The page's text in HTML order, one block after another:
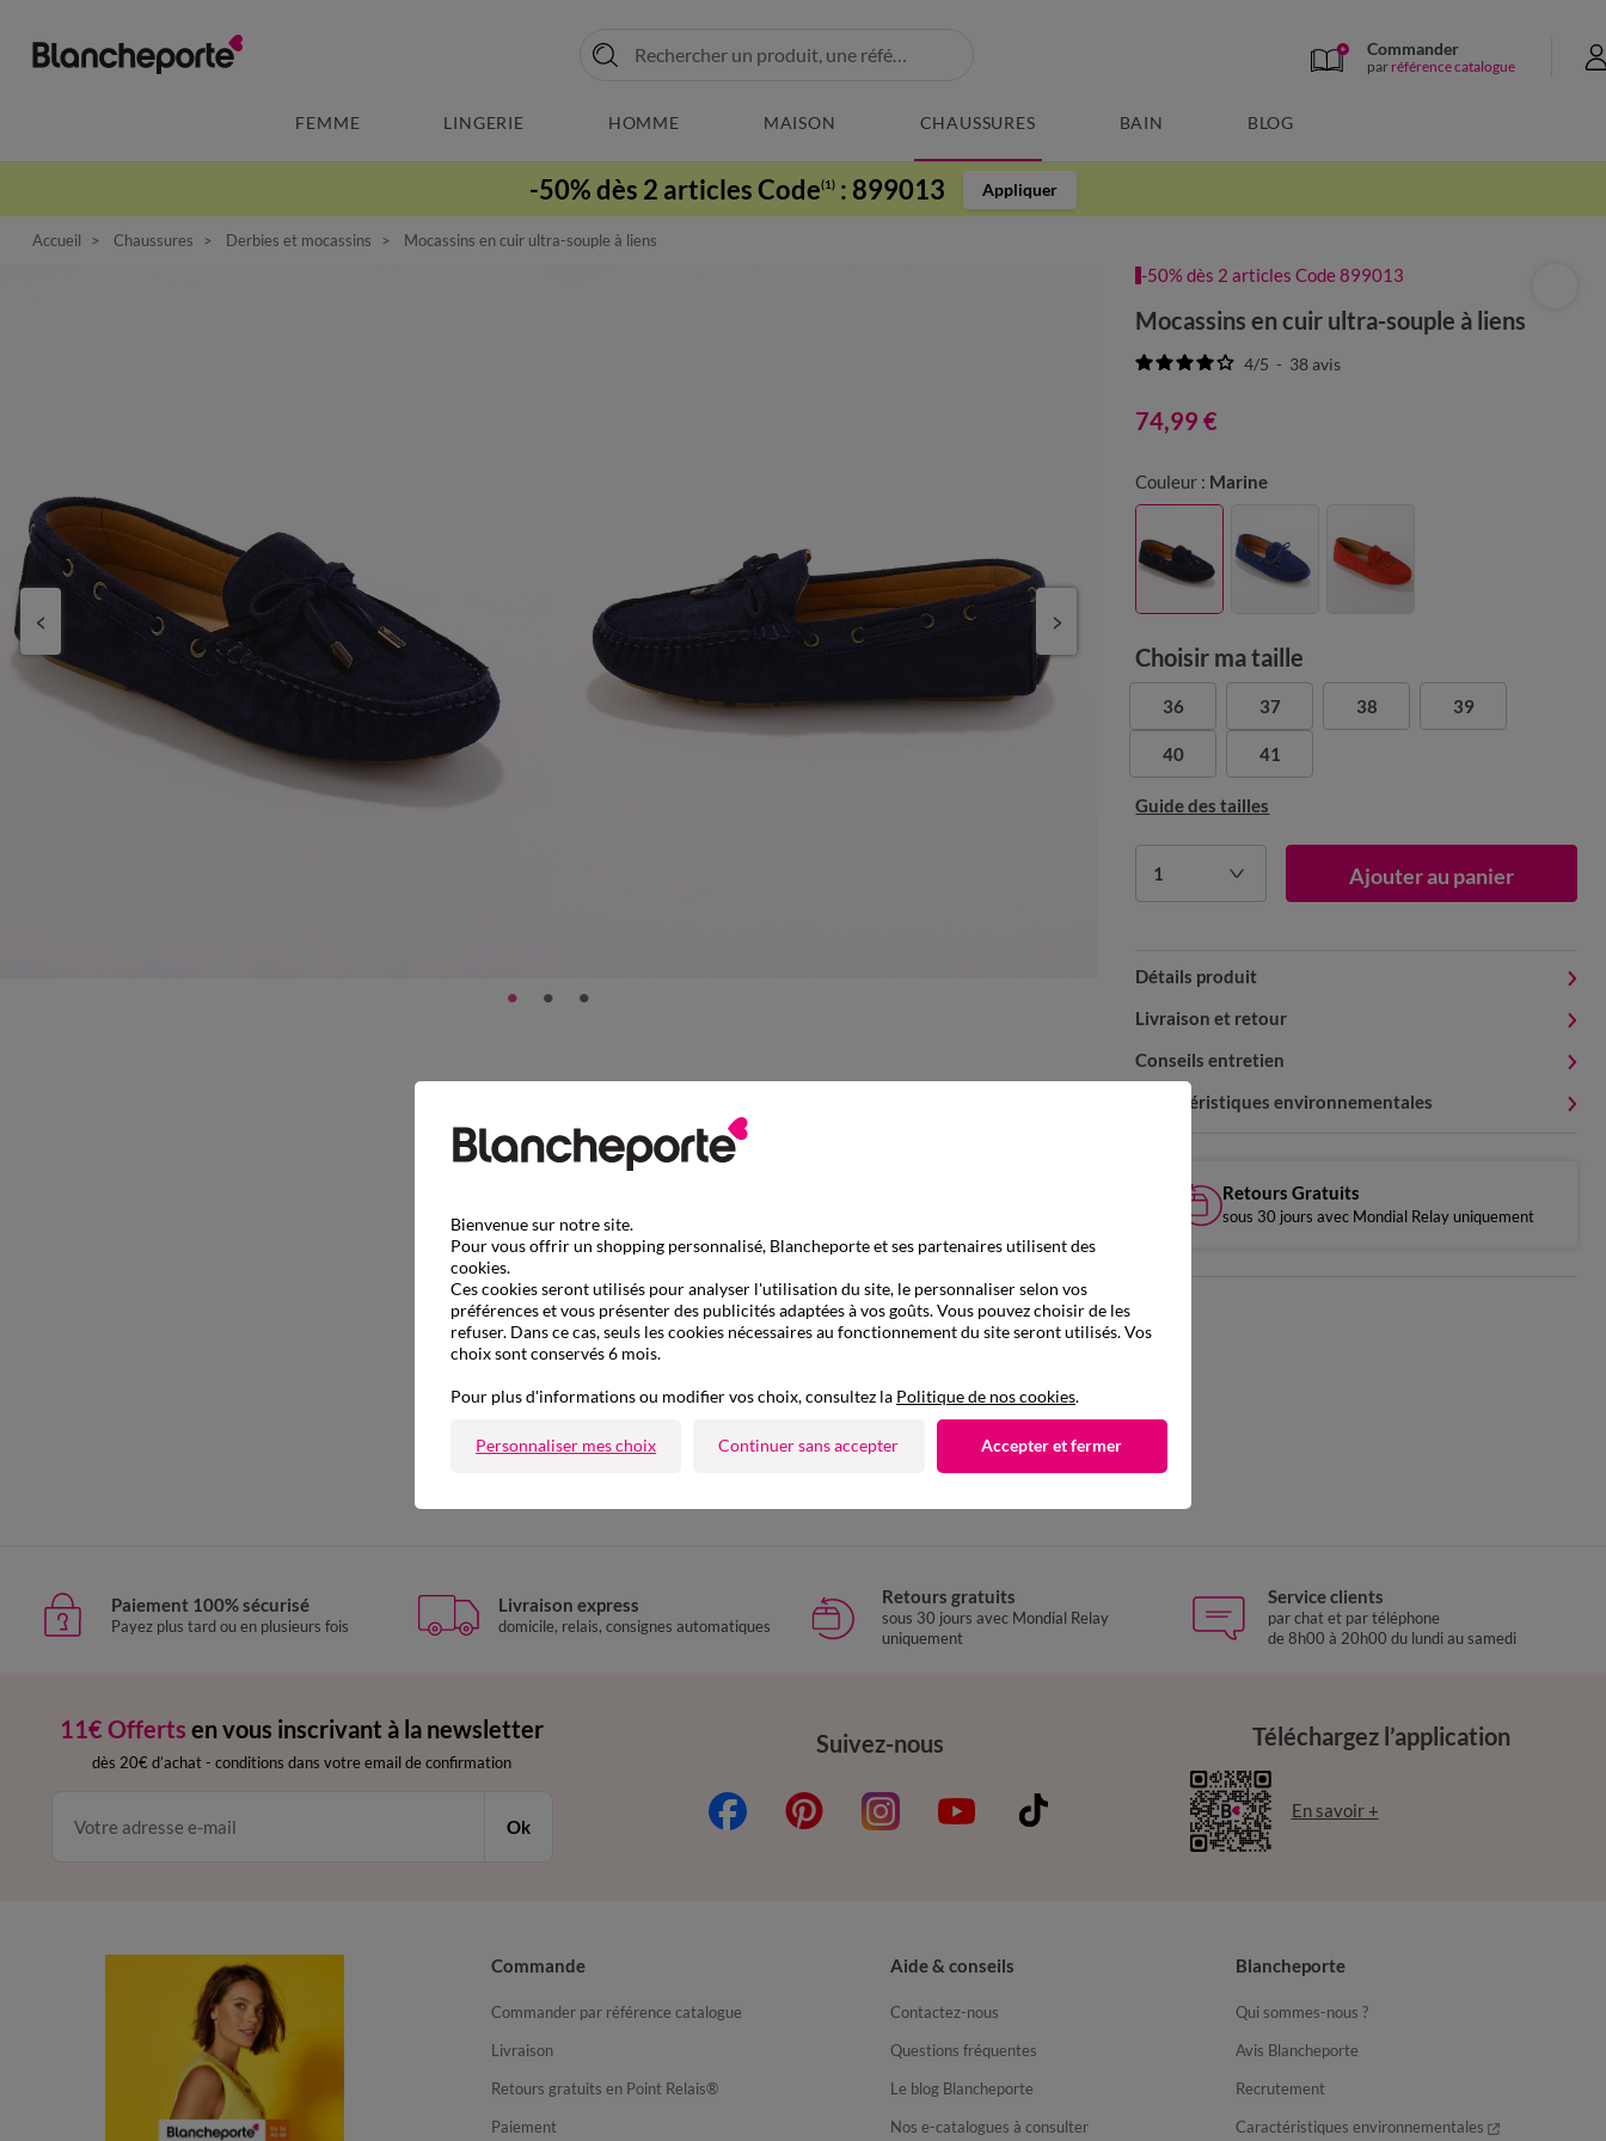
Commander
par référence catalogue
FEMME LINGERIE HOMME MAISON CHAUSSURES BAIN BLOG
-50% dès 2 articles Code(1) : 899013 Appliquer
Accueil Chaussures Derbies et mocassins Mocassins en cuir ultra-souple à liens
-50% dès 2 articles Code 899013
Mocassins en cuir ultra-souple à liens
4/5 - 38avis
74,99 €
Couleur : Marine
Choisir ma taille
36 37 38 39
40 41
Guide des tailles
1 Ajouter au panier
Détails produit
Livraison et retour
Conseils entretien
Caractéristiques environnementales
Retours Gratuits
sous 30 jours avec Mondial Relay uniquement
D'autres idées de Derbies et mocassins
Paiement 100% sécurisé
Payez plus tard ou en plusieurs fois
Livraison express
domicile, relais, consignes automatiques
Retours gratuits
sous 30 jours avec Mondial Relay
uniquement
Service clients
par chat et par téléphone
de 8h00 à 20h00 du lundi au samedi
11€ Offerts en vous inscrivant à la newsletter
dès 20€ d’achat - conditions dans votre email de confirmation
Ok
Suivez-nous Téléchargez l’application
En savoir +
Commande
Commander par référence catalogue
Livraison
Retours gratuits en Point Relais®
Paiement
Aide & conseils
Contactez-nous
Questions fréquentes
Le blog Blancheporte
Nos e-catalogues à consulter
Blancheporte
Qui sommes-nous ?
Avis Blancheporte
Recrutement
Caractéristiques environnementales
Bienvenue sur notre site.
Pour vous offrir un shopping personnalisé, Blancheporte et ses partenaires utilisent des
cookies.
Ces cookies seront utilisés pour analyser l'utilisation du site, le personnaliser selon vos
préférences et vous présenter des publicités adaptées à vos goûts. Vous pouvez choisir de les
refuser. Dans ce cas, seuls les cookies nécessaires au fonctionnement du site seront utilisés. Vos
choix sont conservés 6 mois.
Pour plus d'informations ou modifier vos choix, consultez la Politique de nos cookies.
Personnaliser mes choix Continuer sans accepter Accepter et fermer